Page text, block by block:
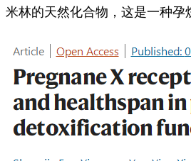
米林的天然化合物，这是一种孕